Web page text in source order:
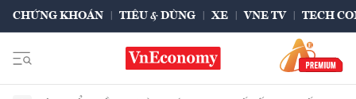
CHỨNG KHOÁN TIÊU & DÙNG XE VNE TV TECH